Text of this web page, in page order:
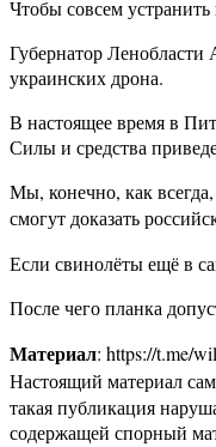
Чтобы совсем
Губернатор
украинских дрона.
В настоящее время в
Силы и средства
Мы, конечно, как
смогут доказать
Если свинолёты ещё в
После чего планка
Материал: https://t.me/
Настоящий материал
такая публикация
содержащей спорный